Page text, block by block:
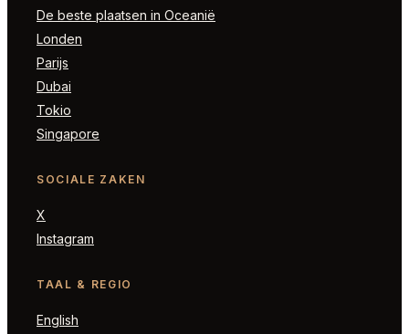
De beste plaatsen in Oceanië
Londen
Parijs
Dubai
Tokio
Singapore
SOCIALE ZAKEN
X
Instagram
TAAL & REGIO
English